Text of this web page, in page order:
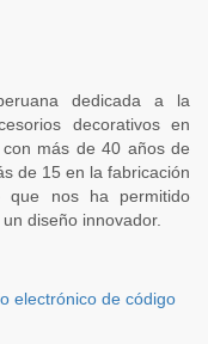
dedicada a la
decorativos en
más de 40 años de
de 15 en la fabricación
que nos ha permitido
diseño innovador.
electrónico de código